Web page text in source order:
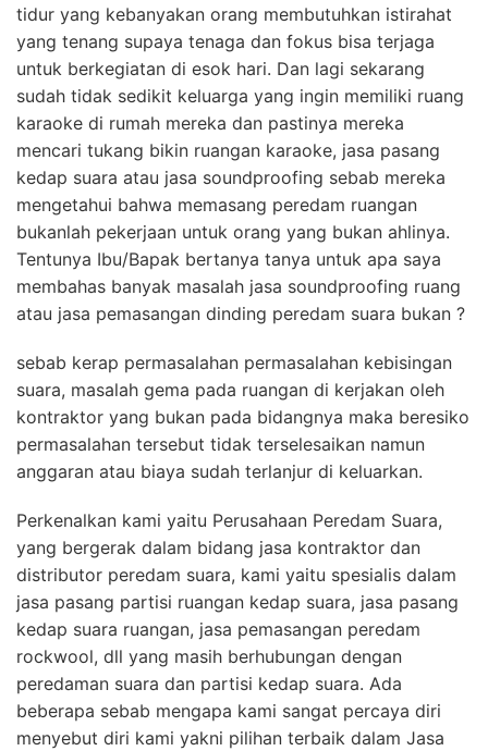
tidur yang kebanyakan orang membutuhkan istirahat
yang tenang supaya tenaga dan fokus bisa terjaga
untuk berkegiatan di esok hari. Dan lagi sekarang
sudah tidak sedikit keluarga yang ingin memiliki ruang
karaoke di rumah mereka dan pastinya mereka
mencari tukang bikin ruangan karaoke, jasa pasang
kedap suara atau jasa soundproofing sebab mereka
mengetahui bahwa memasang peredam ruangan
bukanlah pekerjaan untuk orang yang bukan ahlinya.
Tentunya Ibu/Bapak bertanya tanya untuk apa saya
membahas banyak masalah jasa soundproofing ruang
atau jasa pemasangan dinding peredam suara bukan ?
sebab kerap permasalahan permasalahan kebisingan
suara, masalah gema pada ruangan di kerjakan oleh
kontraktor yang bukan pada bidangnya maka beresiko
permasalahan tersebut tidak terselesaikan namun
anggaran atau biaya sudah terlanjur di keluarkan.
Perkenalkan kami yaitu Perusahaan Peredam Suara,
yang bergerak dalam bidang jasa kontraktor dan
distributor peredam suara, kami yaitu spesialis dalam
jasa pasang partisi ruangan kedap suara, jasa pasang
kedap suara ruangan, jasa pemasangan peredam
rockwool, dll yang masih berhubungan dengan
peredaman suara dan partisi kedap suara. Ada
beberapa sebab mengapa kami sangat percaya diri
menyebut diri kami yakni pilihan terbaik dalam Jasa